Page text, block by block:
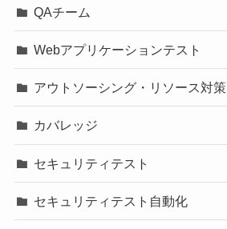
QAチーム
Webアプリケーションテスト
アウトソーシング・リソース対策
カバレッジ
セキュリティテスト
セキュリティテスト自動化